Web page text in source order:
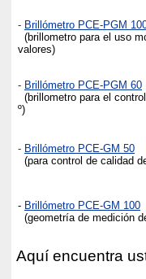
- Brillómetro PCE-PGM
(brillometro para el uso
valores)
- Brillómetro PCE-PGM 60
(brillometro para el
º)
- Brillómetro PCE-GM 50
(para control de calidad
- Brillómetro PCE-GM 100
(geometría de medición
Aquí encuentra